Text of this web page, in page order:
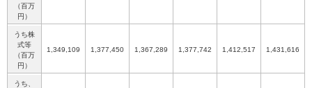
（百万
円）
うち株
式等
（百万
円）
1,349,109 1,377,450 1,367,289 1,377,742 1,412,517 1,431,616
うち、